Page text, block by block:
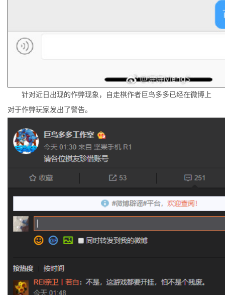
针对近日出现的作弊现象，自走棋作者巨鸟多多已经在微博上
对于作弊玩家发出了警告。